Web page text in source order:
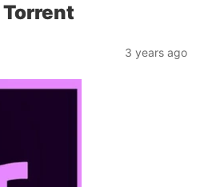
Torrent
3 years ago